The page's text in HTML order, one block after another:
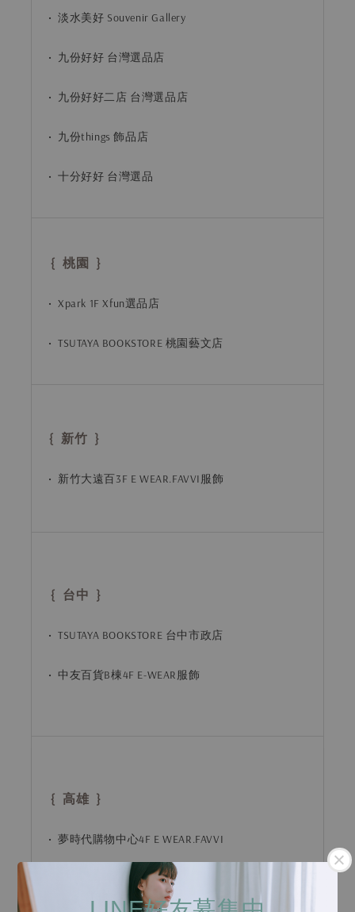
• 淡水美好 Souvenir Gallery
• 九份好好 台灣選品店
• 九份好好二店 台灣選品店
• 九份things 飾品店
• 十分好好 台灣選品
{ 桃園 }
• Xpark 1F Xfun選品店
• TSUTAYA BOOKSTORE 桃園藝文店
{ 新竹 }
• 新竹大遠百3F E WEAR.FAVVI服飾
{ 台中 }
• TSUTAYA BOOKSTORE 台中市政店
• 中友百貨B棟4F E-WEAR服飾
{ 高雄 }
• 夢時代購物中心4F E WEAR.FAVVI
• FOCUS 13 珊瑚廣場